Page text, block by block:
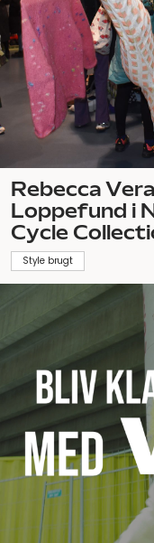
Rebecca
Loppefund i
Cycle
Style brugt